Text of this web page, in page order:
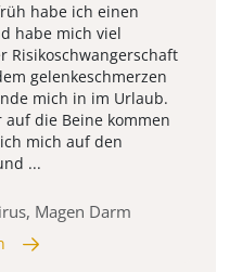
habe ich einen
habe mich viel
Risikoschwangerschaft
gelenkeschmerzen
mich in im Urlaub.
die Beine kommen
mich auf den
...
Magen Darm